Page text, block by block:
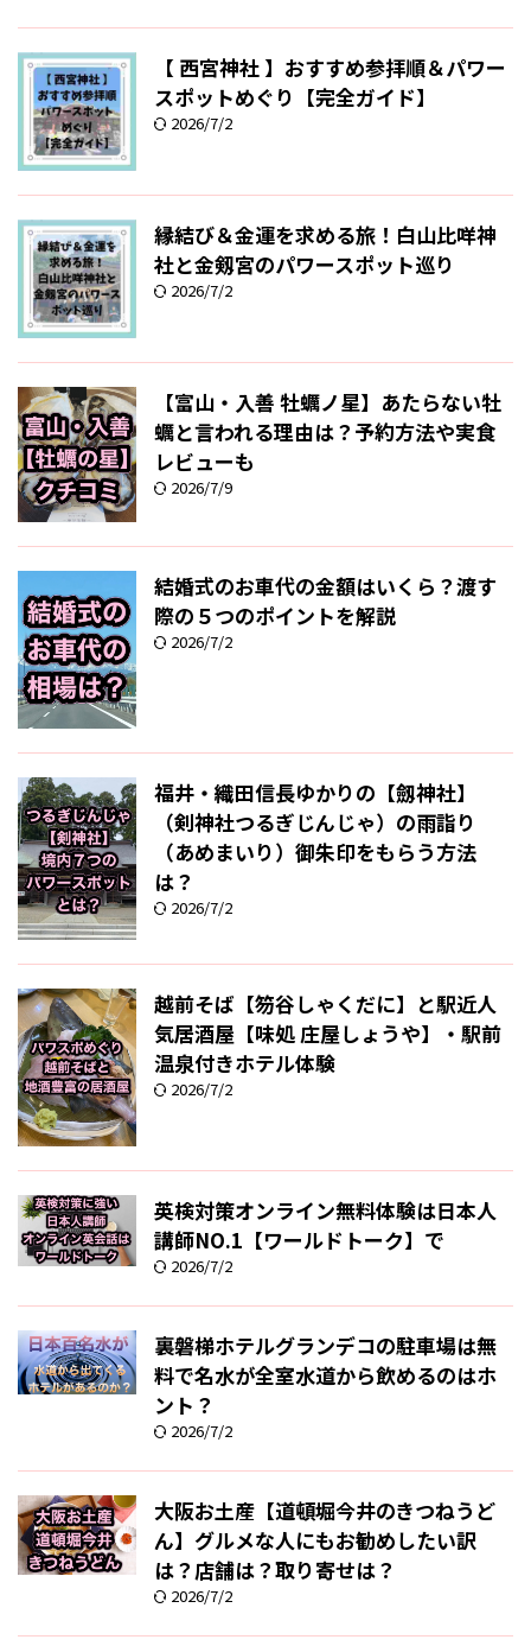
【 西宮神社 】おすすめ参拝順＆パワー
スポットめぐり【完全ガイド】
2026/7/2
縁結び＆金運を求める旅！白山比咩神
社と金剱宮のパワースポット巡り
2026/7/2
【富山・入善 牡蠣ノ星】あたらない牡
蠣と言われる理由は？予約方法や実食
レビューも
2026/7/9
結婚式のお車代の金額はいくら？渡す
際の５つのポイントを解説
2026/7/2
福井・織田信長ゆかりの【劔神社】
（剣神社つるぎじんじゃ）の雨詣り
（あめまいり）御朱印をもらう方法
は？
2026/7/2
越前そば【笏谷しゃくだに】と駅近人
気居酒屋【味処 庄屋しょうや】・駅前
温泉付きホテル体験
2026/7/2
英検対策オンライン無料体験は日本人
講師NO.1【ワールドトーク】で
2026/7/2
裏磐梯ホテルグランデコの駐車場は無
料で名水が全室水道から飲めるのはホ
ント？
2026/7/2
大阪お土産【道頓堀今井のきつねうど
ん】グルメな人にもお勧めしたい訳
は？店舗は？取り寄せは？
2026/7/2